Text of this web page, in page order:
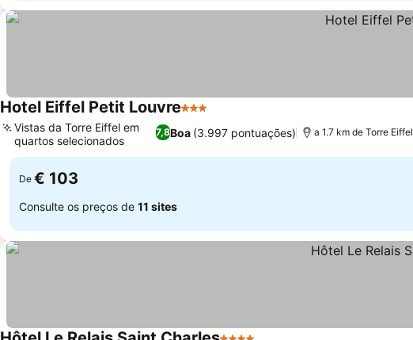
Hotel Eiffel Petit Louvre3 Estrelas
7,8Boa (3.997 pontuações)
Vistas da Torre Eiffel em
quartos selecionados
a 1.7 km de Torre Eiffel
De € 103
Consulte os preços de 11 sites